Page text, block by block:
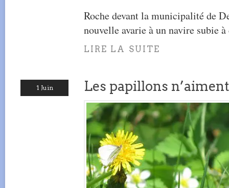
Roche devant la municipalité de
nouvelle avarie à un navire subie
LIRE LA SUITE
1 Juin Les papillons